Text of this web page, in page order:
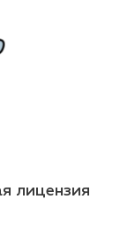
лицензия